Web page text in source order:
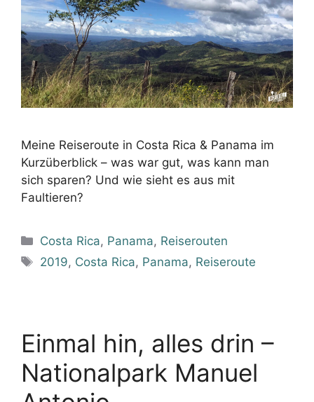
Meine Reiseroute in Costa Rica & Panama im
Kurzüberblick – was war gut, was kann man
sich sparen? Und wie sieht es aus mit
Faultieren?
Kategorien
Costa Rica, Panama, Reiserouten
Schlagwörter
2019, Costa Rica, Panama, Reiseroute
Einmal hin, alles drin –
Nationalpark Manuel